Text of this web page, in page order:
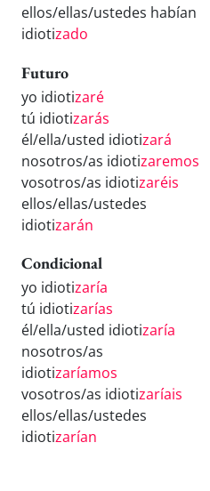
ellos/ellas/ustedes habían
idiotizado
Futuro
yo idiotizaré
tú idiotizarás
él/ella/usted idiotizará
nosotros/as idiotizaremos
vosotros/as idiotizaréis
ellos/ellas/ustedes
idiotizarán
Condicional
yo idiotizaría
tú idiotizarías
él/ella/usted idiotizaría
nosotros/as
idiotizaríamos
vosotros/as idiotizaríais
ellos/ellas/ustedes
idiotizarían